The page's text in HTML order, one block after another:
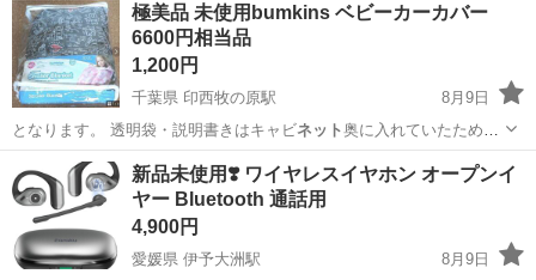
極美品 未使用bumkins ベビーカーカバー
6600円相当品
1,200円
千葉県 印西牧の原駅
8月9日
となります。 透明袋・説明書きはキャビネット奥に入れていたため、
多少傷みがあります…
印西市 印西牧の原駅 ベビー用品
新品未使用❣️ ワイヤレスイヤホン オープンイ
ヤー Bluetooth 通話用
4,900円
愛媛県 伊予大洲駅
8月9日